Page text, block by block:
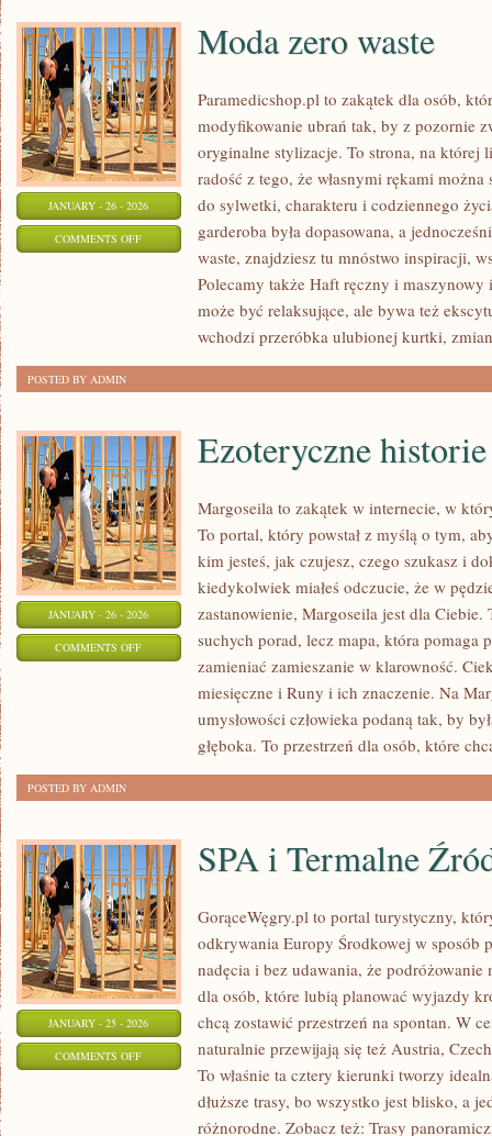
JANUARY - 26 - 2026
COMMENTS OFFON
Moda zero waste
Paramedicshop.pl to zakątek dla osób,
modyfikowanie ubrań tak, by z pozornie
oryginalne stylizacje. To strona, na której
radość z tego, że własnymi rękami
do sylwetki, charakteru i codziennego
garderoba była dopasowana, a
waste, znajdziesz tu mnóstwo inspiracji,
Polecamy także Haft ręczny i maszynowy
może być relaksujące, ale bywa też
wchodzi przeróbka ulubionej kurtki,
POSTED BY ADMIN
JANUARY - 26 - 2026
COMMENTS OFFON
EZOTERYCZNE
Ezoteryczne
Margoseila to zakątek w internecie, w
To portal, który powstał z myślą o tym,
kim jesteś, jak czujesz, czego szukasz i
kiedykolwiek miałeś odczucie, że w
zastanowienie, Margoseila jest dla
suchych porad, lecz mapa, która pomaga
zamieniać zamieszanie w klarowność.
miesięczne i Runy i ich znaczenie. Na
umysłowości człowieka podaną tak, by
głęboka. To przestrzeń dla osób, które
POSTED BY ADMIN
JANUARY - 25 - 2026
COMMENTS OFFON
SPA i Termalne
GorąceWęgry.pl to portal turystyczny,
odkrywania Europy Środkowej w sposób
nadęcia i bez udawania, że podróżowanie
dla osób, które lubią planować wyjazdy
chcą zostawić przestrzeń na spontan. W
naturalnie przewijają się też Austria,
To właśnie ta cztery kierunki tworzy
dłuższe trasy, bo wszystko jest blisko, a
różnorodne. Zobacz też: Trasy